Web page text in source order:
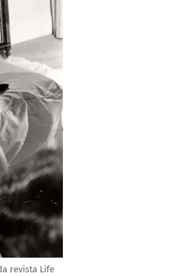
revista Life